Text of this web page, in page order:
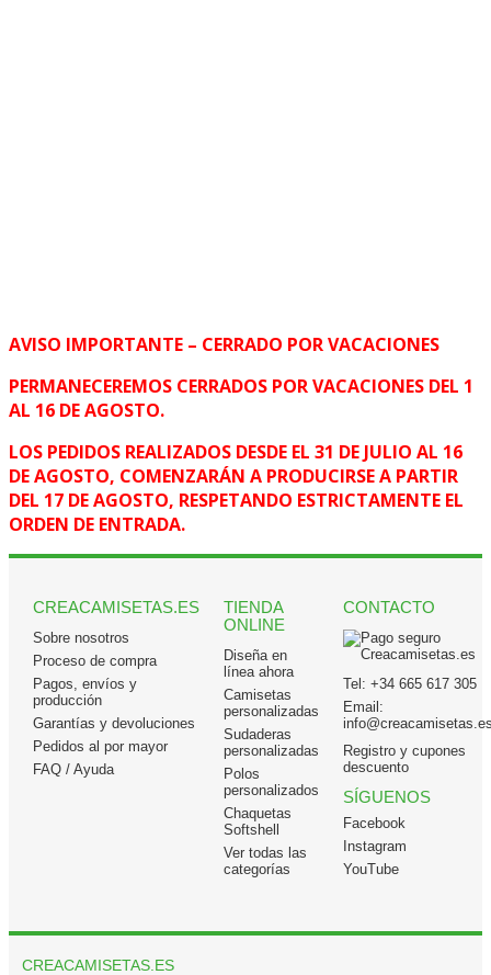
AVISO IMPORTANTE – CERRADO POR VACACIONES
PERMANECEREMOS CERRADOS POR VACACIONES DEL 1
AL 16 DE AGOSTO.
LOS PEDIDOS REALIZADOS DESDE EL 31 DE JULIO AL 16
DE AGOSTO, COMENZARÁN A PRODUCIRSE A PARTIR
DEL 17 DE AGOSTO, RESPETANDO ESTRICTAMENTE EL
ORDEN DE ENTRADA.
CREACAMISETAS.ES
Sobre nosotros
Proceso de compra
Pagos, envíos y
producción
Garantías y devoluciones
Pedidos al por mayor
FAQ / Ayuda
TIENDA
ONLINE
Diseña en
línea ahora
Camisetas
personalizadas
Sudaderas
personalizadas
Polos
personalizados
Chaquetas
Softshell
Ver todas las
categorías
CONTACTO
Tel: +34 665 617 305
Email:
Registro y cupones
descuento
SÍGUENOS
Facebook
Instagram
YouTube
CREACAMISETAS.ES